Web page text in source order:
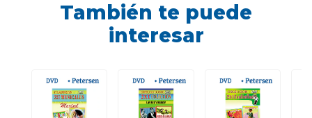
También te puede
interesar